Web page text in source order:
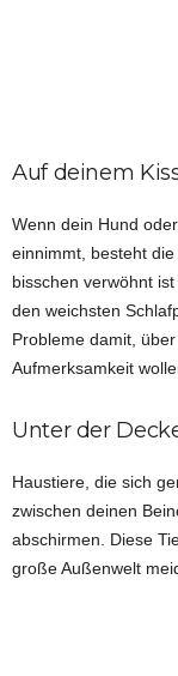
Auf deinem
Wenn dein Hund
einnimmt, besteht
bisschen verwöhnt
den weichsten
Probleme damit,
Aufmerksamkeit
Unter der
Haustiere, die sich
zwischen deinen
abschirmen. Diese
große Außenwelt